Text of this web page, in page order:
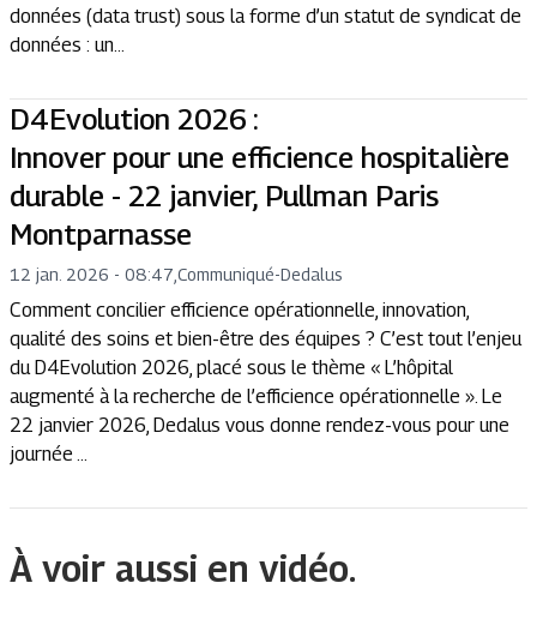
données (data trust) sous la forme d’un statut de syndicat de
données : un...
D4Evolution 2026 :
Innover pour une efficience hospitalière
durable - 22 janvier, Pullman Paris
Montparnasse
12 jan. 2026 - 08:47 Communiqué-Dedalus
Comment concilier efficience opérationnelle, innovation,
qualité des soins et bien-être des équipes ? C’est tout l’enjeu
du D4Evolution 2026, placé sous le thème « L’hôpital
augmenté à la recherche de l’efficience opérationnelle ». Le
22 janvier 2026, Dedalus vous donne rendez-vous pour une
journée ...
À voir aussi en vidéo.